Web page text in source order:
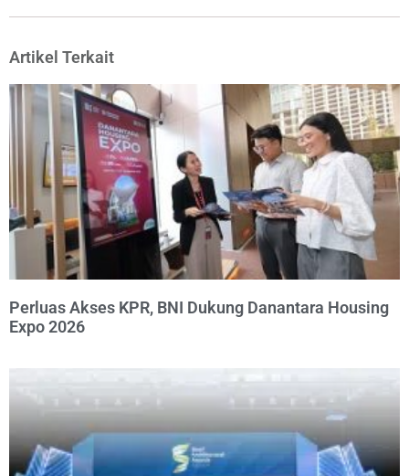
Artikel Terkait
Perluas Akses KPR, BNI Dukung Danantara Housing
Expo 2026